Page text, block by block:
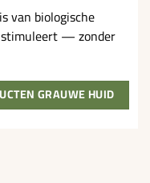
van biologische
— zonder
GRAUWE HUID